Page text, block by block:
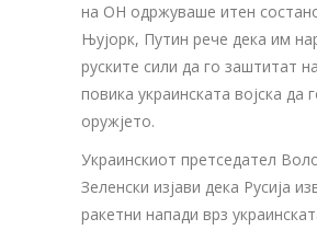
на ОН одржуваше итен
Њујорк, Путин рече дека им
руските сили да го заштитат
повика украинската војска да
оружјето.
Украинскиот претседател
Зеленски изјави дека Русија
ракетни напади врз